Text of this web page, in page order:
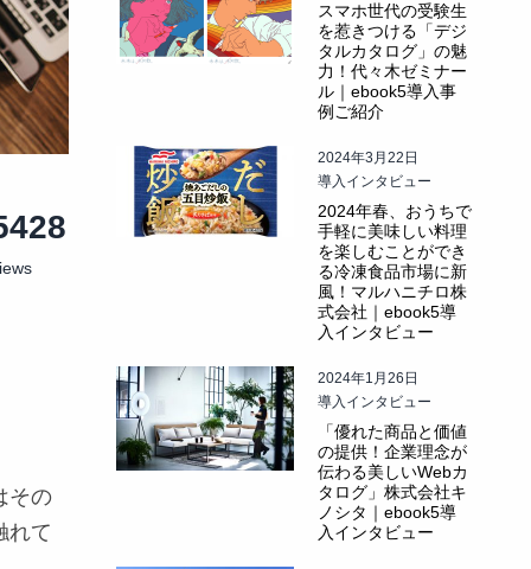
その
れて
スマホ世代の受験生
を惹きつける「デジ
タルカタログ」の魅
力！代々木ゼミナー
ル｜ebook5導入事
例ご紹介
2024年3月22日
導入インタビュー
2024年春、おうちで
手軽に美味しい料理
を楽しむことができ
る冷凍食品市場に新
風！マルハニチロ株
式会社｜ebook5導
入インタビュー
2024年1月26日
導入インタビュー
「優れた商品と価値
の提供！企業理念が
伝わる美しいWebカ
タログ」株式会社キ
ノシタ｜ebook5導
入インタビュー